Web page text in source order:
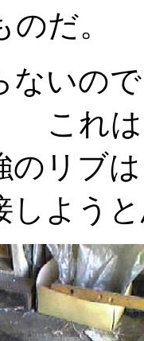
のだ。
いの
これは
リブ
しよう